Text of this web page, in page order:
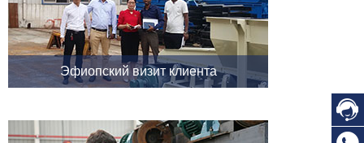
Эфиопский визит клиента